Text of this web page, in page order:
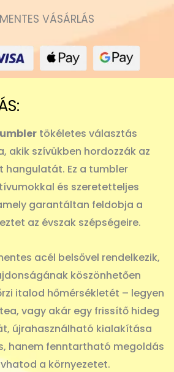
VÁSÁRLÁS
tökéletes választás
akik szívükben hordozzák az
hangulatát. Ez a tumbler
és szeretetteljes
garantáltan feldobja a
az évszak szépségeire.
acél belsővel rendelkezik,
köszönhetően
italod hőmérsékletét – legyen
vagy akár egy frissítő hideg
újrahasználható kialakítása
hanem fenntartható megoldás
a környezetet.